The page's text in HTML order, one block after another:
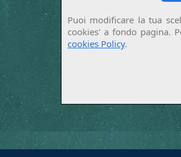
Puoi modificare la tua
cookies' a fondo pagina.
cookies Policy.